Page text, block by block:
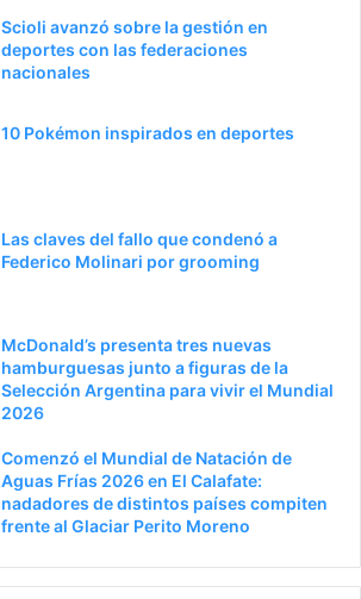
Scioli avanzó sobre la gestión en
deportes con las federaciones
nacionales
10 Pokémon inspirados en deportes
Las claves del fallo que condenó a
Federico Molinari por grooming
McDonald’s presenta tres nuevas
hamburguesas junto a figuras de la
Selección Argentina para vivir el Mundial
2026
Comenzó el Mundial de Natación de
Aguas Frías 2026 en El Calafate:
nadadores de distintos países compiten
frente al Glaciar Perito Moreno